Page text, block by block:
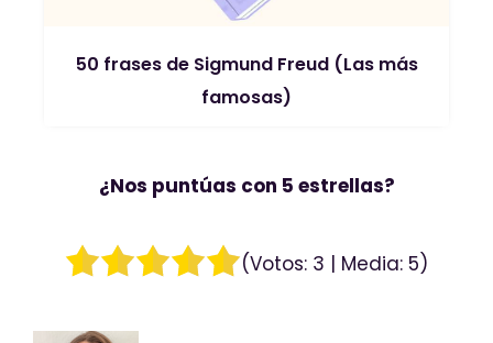
50 frases de Sigmund Freud (Las más
famosas)
¿Nos puntúas con 5 estrellas?
(Votos: 3 | Media: 5)